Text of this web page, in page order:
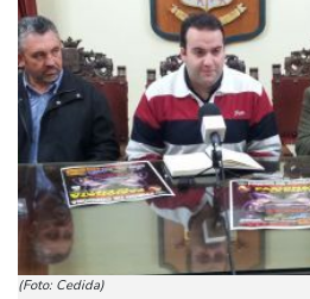
(Foto: Cedida)